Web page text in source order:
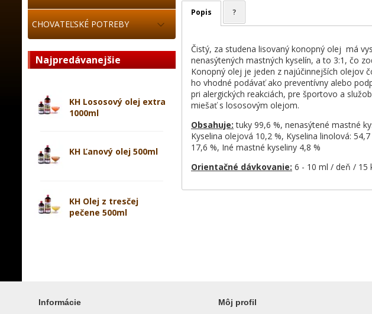
CHOVATEĽSKÉ POTREBY
Najpredávanejšie
KH Lososový olej extra
1000ml
KH Ľanový olej 500ml
KH Olej z tresčej
pečene 500ml
Popis ?
Čistý, za studena lisovaný konopný olej má
nenasýtených mastných kyselín, a to 3:1, čo
Konopný olej je jeden z najúčinnejších olejov
ho vhodné podávať ako preventívny alebo
pri alergických reakciách, pre športovo a
miešať s lososovým olejom.
Obsahuje: tuky 99,6 %, nenasýtené mastné
Kyselina olejová 10,2 %, Kyselina linolová:
17,6 %, Iné mastné kyseliny 4,8 %
Orientačné dávkovanie: 6 - 10 ml / deň / 15
Informácie Môj profil